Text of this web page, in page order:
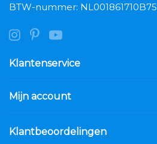
BTW-nummer: NL001861710B75
Klantenservice
Mijn account
Klantbeoordelingen